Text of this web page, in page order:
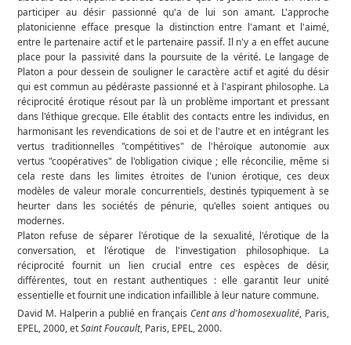
participer au désir passionné qu'a de lui son amant. L'approche
platonicienne efface presque la distinction entre l'amant et l'aimé,
entre le partenaire actif et le partenaire passif. Il n'y a en effet aucune
place pour la passivité dans la poursuite de la vérité. Le langage de
Platon a pour dessein de souligner le caractère actif et agité du désir
qui est commun au pédéraste passionné et à l'aspirant philosophe. La
réciprocité érotique résout par là un problème important et pressant
dans l'éthique grecque. Elle établit des contacts entre les individus, en
harmonisant les revendications de soi et de l'autre et en intégrant les
vertus traditionnelles "compétitives" de l'héroïque autonomie aux
vertus "coopératives" de l'obligation civique ; elle réconcilie, même si
cela reste dans les limites étroites de l'union érotique, ces deux
modèles de valeur morale concurrentiels, destinés typiquement à se
heurter dans les sociétés de pénurie, qu'elles soient antiques ou
modernes.
Platon refuse de séparer l'érotique de la sexualité, l'érotique de la
conversation, et l'érotique de l'investigation philosophique. La
réciprocité fournit un lien crucial entre ces espèces de désir,
différentes, tout en restant authentiques : elle garantit leur unité
essentielle et fournit une indication infaillible à leur nature commune.
David M. Halperin a publié en français Cent ans d'homosexualité, Paris,
EPEL, 2000, etSaint Foucault, Paris, EPEL, 2000.